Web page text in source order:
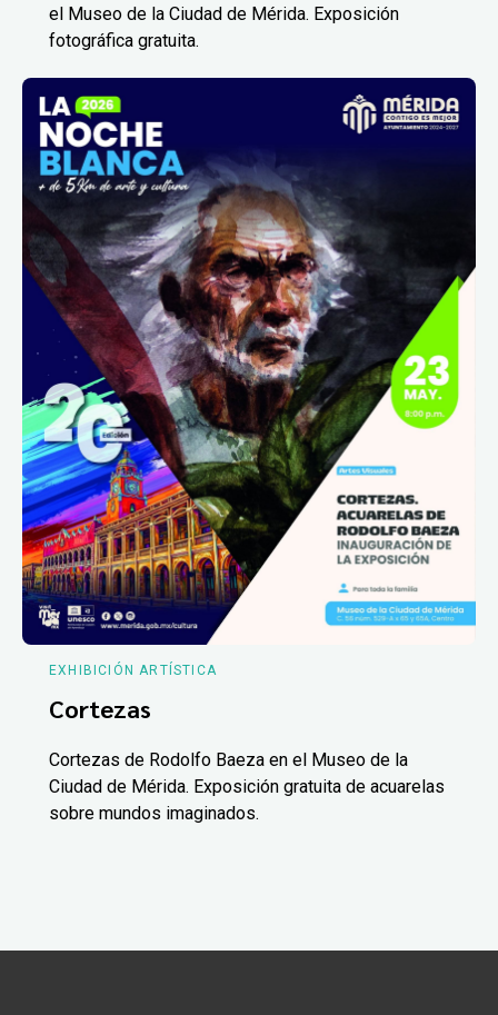
el Museo de la Ciudad de Mérida. Exposición
fotográfica gratuita.
EXHIBICIÓN ARTÍSTICA
Cortezas
Cortezas de Rodolfo Baeza en el Museo de la
Ciudad de Mérida. Exposición gratuita de acuarelas
sobre mundos imaginados.